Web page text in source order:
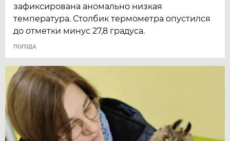
зафиксирована аномально низкая
температура. Столбик термометра опустился
до отметки минус 27,8 градуса.
ПОГОДА